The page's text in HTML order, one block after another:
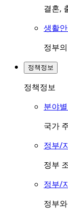
결혼,
생활
정부
정책정보
정책정보
분야
국가
정부/
정부
정부/
정부